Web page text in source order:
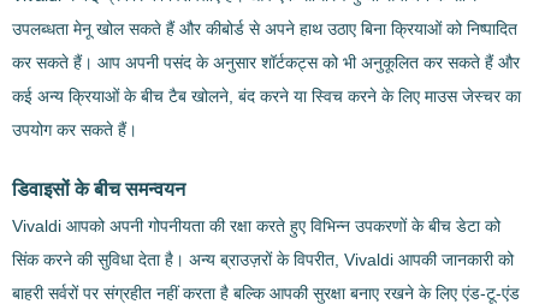
उपलब्धता मेनू खोल सकते हैं और कीबोर्ड से अपने हाथ उठाए बिना क्रियाओं को निष्पादित
कर सकते हैं। आप अपनी पसंद के अनुसार शॉर्टकट्स को भी अनुकूलित कर सकते हैं और
कई अन्य क्रियाओं के बीच टैब खोलने, बंद करने या स्विच करने के लिए माउस जेस्चर का
उपयोग कर सकते हैं।
डिवाइसों के बीच समन्वयन
Vivaldi आपको अपनी गोपनीयता की रक्षा करते हुए विभिन्न उपकरणों के बीच डेटा को
सिंक करने की सुविधा देता है। अन्य ब्राउज़रों के विपरीत, Vivaldi आपकी जानकारी को
बाहरी सर्वरों पर संग्रहीत नहीं करता है बल्कि आपकी सुरक्षा बनाए रखने के लिए एंड-टू-एंड